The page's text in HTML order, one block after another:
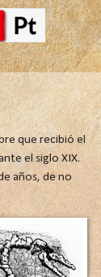
que recibió el
el siglo XIX.
años, de no